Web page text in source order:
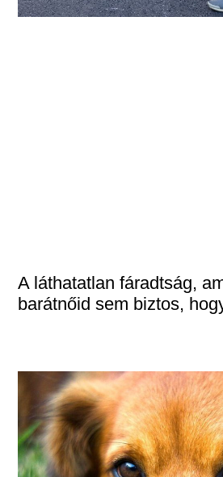
A láthatatlan fáradtság,
barátnőid sem biztos,